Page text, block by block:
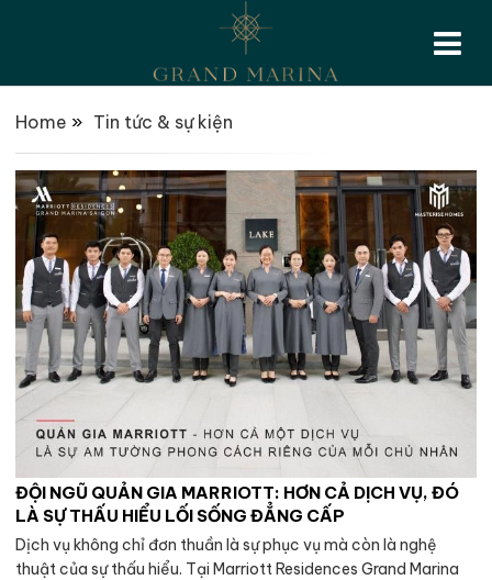
Home » Tin tức & sự kiện
ĐỘI NGŨ QUẢN GIA MARRIOTT: HƠN CẢ DỊCH VỤ, ĐÓ
LÀ SỰ THẤU HIỂU LỐI SỐNG ĐẲNG CẤP
Dịch vụ không chỉ đơn thuần là sự phục vụ mà còn là nghệ
thuật của sự thấu hiểu. Tại Marriott Residences Grand Marina